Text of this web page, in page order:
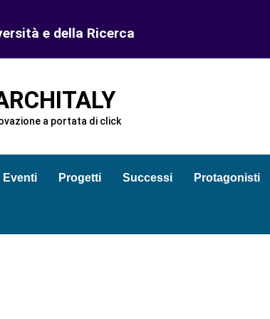
e della Ricerca
a portata di click
Eventi Progetti Successi Protagonisti